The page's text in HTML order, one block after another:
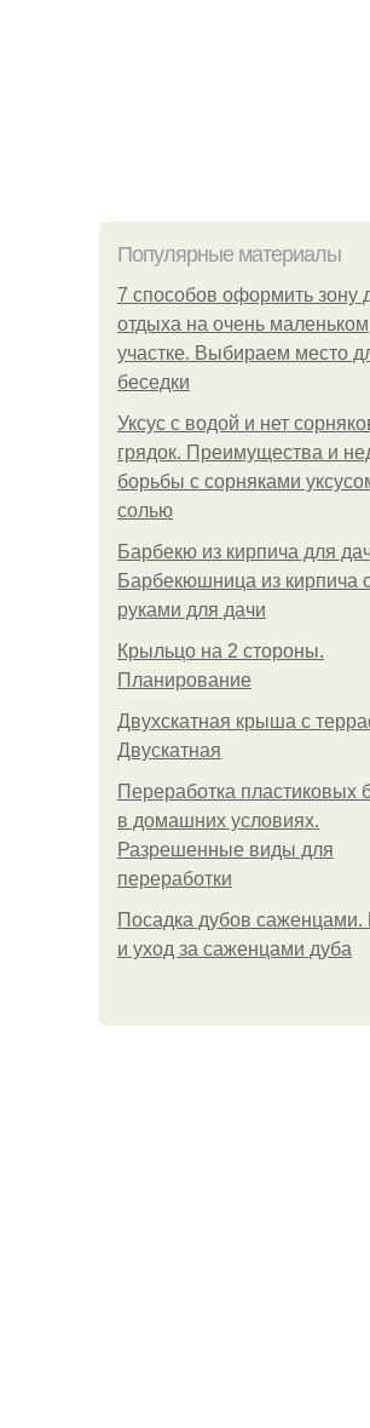
Популярные материалы
7 способов оформить зону
отдыха на очень маленьком
участке. Выбираем место
беседки
Уксус с водой и нет
грядок. Преимущества и
борьбы с сорняками
солью
Барбекю из кирпича для
Барбекюшница из кирпича
руками для дачи
Крыльцо на 2 стороны.
Планирование
Двухскатная крыша с
Двускатная
Переработка пластиковых
в домашних условиях.
Разрешенные виды для
переработки
Посадка дубов саженцами.
и уход за саженцами дуба